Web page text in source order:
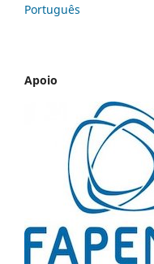
Português
Apoio